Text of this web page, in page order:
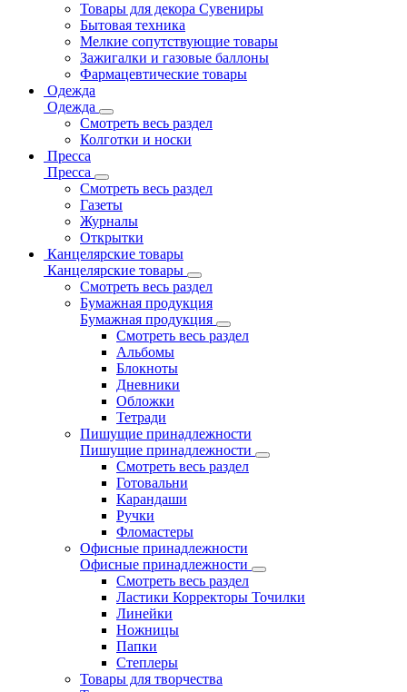
Товары для декора Сувениры
Бытовая техника
Мелкие сопутствующие товары
Зажигалки и газовые баллоны
Фармацевтические товары
Одежда
Одежда
Смотреть весь раздел
Колготки и носки
Пресса
Пресса
Смотреть весь раздел
Газеты
Журналы
Открытки
Канцелярские товары
Канцелярские товары
Смотреть весь раздел
Бумажная продукция
Бумажная продукция
Смотреть весь раздел
Альбомы
Блокноты
Дневники
Обложки
Тетради
Пишущие принадлежности
Пишущие принадлежности
Смотреть весь раздел
Готовальни
Карандаши
Ручки
Фломастеры
Офисные принадлежности
Офисные принадлежности
Смотреть весь раздел
Ластики Корректоры Точилки
Линейки
Ножницы
Папки
Степлеры
Товары для творчества